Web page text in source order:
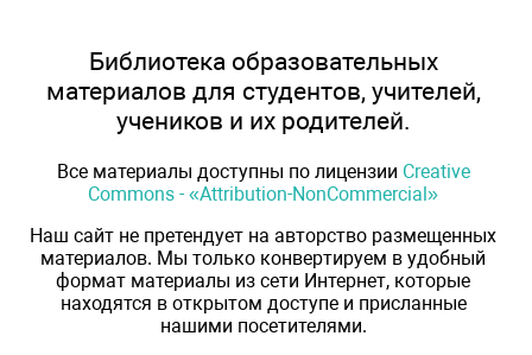
Библиотека образовательных
материалов для студентов, учителей,
учеников и их родителей.
Все материалы доступны по лицензии Creative
Commons - «Attribution-NonCommercial»
Наш сайт не претендует на авторство размещенных
материалов. Мы только конвертируем в удобный
формат материалы из сети Интернет, которые
находятся в открытом доступе и присланные
нашими посетителями.